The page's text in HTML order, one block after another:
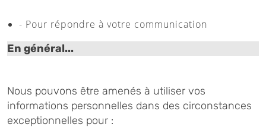
- Pour répondre à votre communication
En général...
Nous pouvons être amenés à utiliser vos
informations personnelles dans des circonstances
exceptionnelles pour :